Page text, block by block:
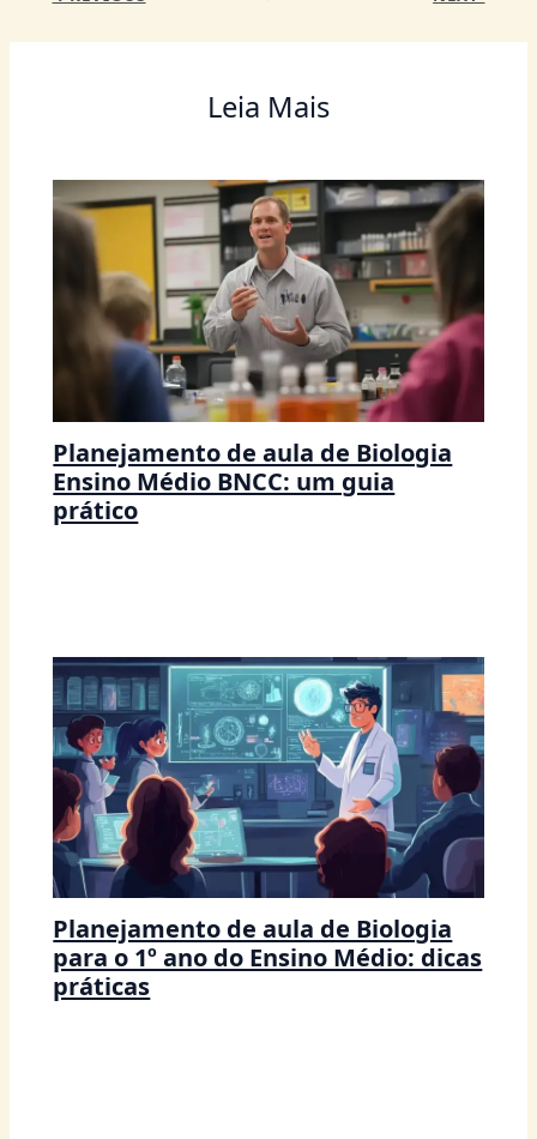
k
Leia Mais
Planejamento de aula de Biologia
Ensino Médio BNCC: um guia
prático
Planejamento de aula de Biologia
para o 1º ano do Ensino Médio: dicas
práticas